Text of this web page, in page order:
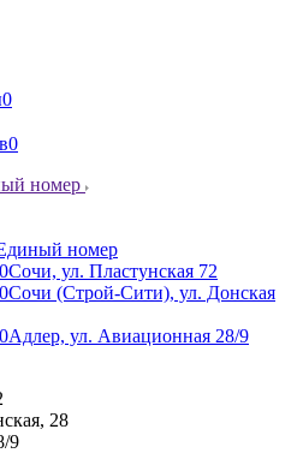
0
0
номер
номер
Сочи, ул. Пластунская 72
Сочи (Строй-Сити), ул. Донская
Адлер, ул. Авиационная 28/9
28
9